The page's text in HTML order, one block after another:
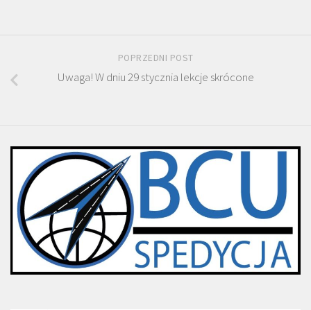
POPRZEDNI POST
Uwaga! W dniu 29 stycznia lekcje skrócone